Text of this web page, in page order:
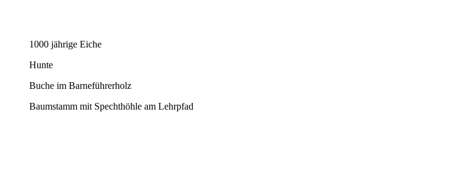
1000 jährige Eiche
Hunte
Buche im Barneführerholz
Baumstamm mit Spechthöhle am Lehrpfad